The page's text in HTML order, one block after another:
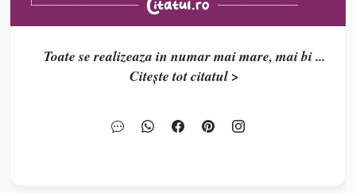
Toate se realizeaza in numar mai mare, mai bi ...
Citește tot citatul >